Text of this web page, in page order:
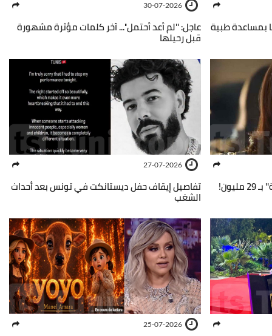
بمساعدة طبية
30-07-2026
عاجل: ''لم أعد أحتمل''... آخر كلمات مؤثرة مشهورة
قبل رحيلها
27-07-2026
تفاصيل إيقاف حفل ديستانكت في تونس بعد أحداث
الشغب
25-07-2026